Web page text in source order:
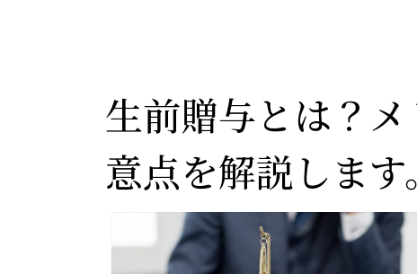
生前贈与とは？
意点を解説します。